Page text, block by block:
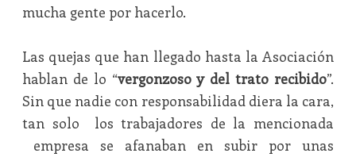
mucha gente por hacerlo.
Las quejas que han llegado hasta la Asociación
hablan de lo “vergonzoso y del trato recibido”.
Sin que nadie con responsabilidad diera la cara,
tan solo los trabajadores de la mencionada
empresa se afanaban en subir por unas